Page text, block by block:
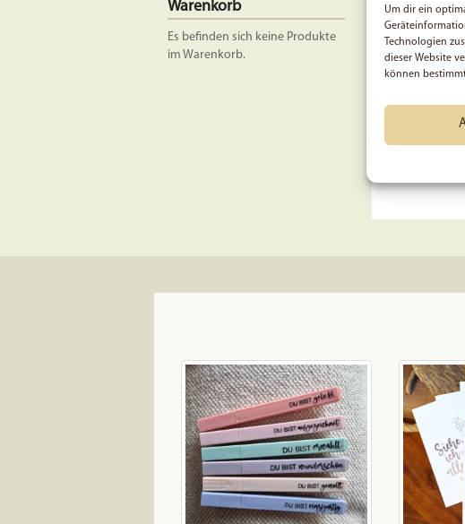
Um dir ein
Technologien
dieser Website
können
Warenkorb
Es befinden sich keine Produkte
im Warenkorb.
Child of God